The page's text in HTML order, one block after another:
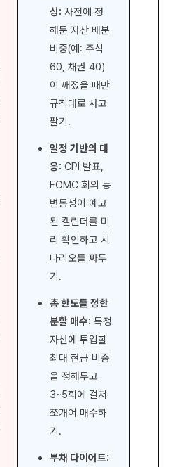
싱: 사전에 정
해둔 자산 배분
비중(예: 주식
60, 채권 40)
이 깨졌을 때만
규칙대로 사고
팔기.
일정 기반의 대
응: CPI 발표,
FOMC 회의 등
변동성이 예고
된 캘린더를 미
리 확인하고 시
나리오를 짜두
기.
총 한도를 정한
분할 매수: 특정
자산에 투입할
최대 현금 비중
을 정해두고
3~5회에 걸쳐
쪼개어 매수하
기.
부채 다이어트: